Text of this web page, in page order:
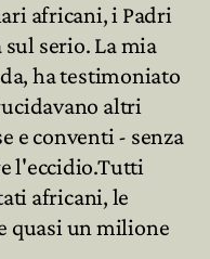
africani, i Padri
serio. La mia
ha testimoniato
altri
e conventi - senza
l'eccidio.Tutti
africani, le
quasi un milione